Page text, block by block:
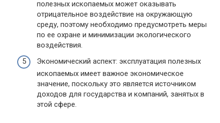
полезных ископаемых может оказывать
отрицательное воздействие на окружающую
среду, поэтому необходимо предусмотреть меры
по ее охране и минимизации экологического
воздействия.
Экономический аспект: эксплуатация полезных
ископаемых имеет важное экономическое
значение, поскольку это является источником
доходов для государства и компаний, занятых в
этой сфере.